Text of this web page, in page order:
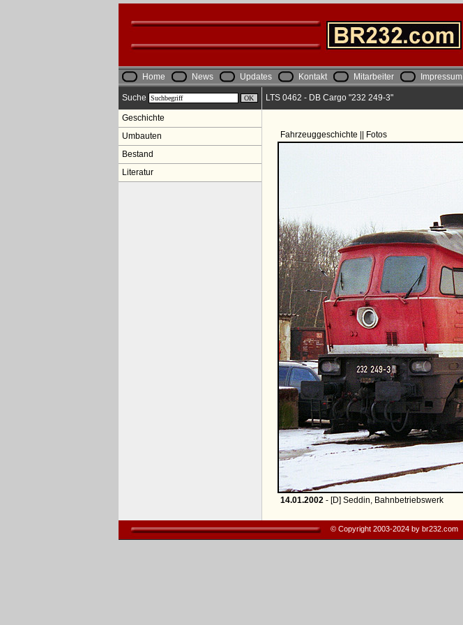
Home News Updates Kontakt Mitarbeiter Impressum
Suche
Geschichte
Umbauten
Bestand
Literatur
LTS 0462 - DB Cargo "232 249-3"
Fahrzeuggeschichte || Fotos
14.01.2002 - [D] Seddin, Bahnbetriebswerk
© Copyright 2003-2024 by br232.com